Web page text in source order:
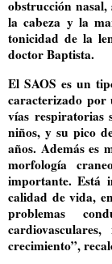
obstrucción
la cabeza y la
tonicidad de la
doctor Baptista.
El SAOS es un
caracterizado por
vías respiratorias
niños, y su pico
años. Además es
morfología
importante. Está
calidad de vida,
problemas
crecimiento”,